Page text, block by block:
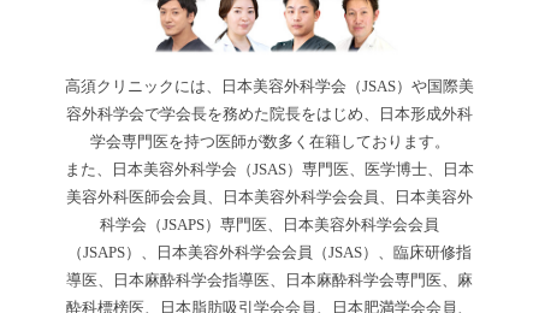
高須クリニックには、日本美容外科学会（JSAS）や国際美
容外科学会で学会長を務めた院長をはじめ、日本形成外科
学会専門医を持つ医師が数多く在籍しております。
また、日本美容外科学会（JSAS）専門医、医学博士、日本
美容外科医師会会員、日本美容外科学会会員、日本美容外
科学会（JSAPS）専門医、日本美容外科学会会員
（JSAPS）、日本美容外科学会会員（JSAS）、臨床研修指
導医、日本麻酔科学会指導医、日本麻酔科学会専門医、麻
酔科標榜医、日本脂肪吸引学会会員、日本肥満学会会員、